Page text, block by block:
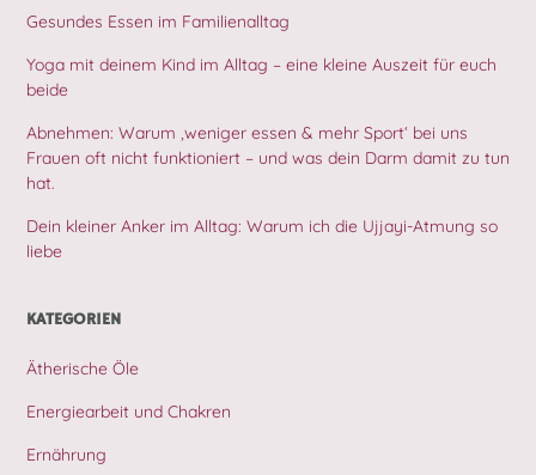
Gesundes Essen im Familienalltag
Yoga mit deinem Kind im Alltag – eine kleine Auszeit für euch
beide
Abnehmen: Warum ‚weniger essen & mehr Sport‘ bei uns
Frauen oft nicht funktioniert – und was dein Darm damit zu tun
hat.
Dein kleiner Anker im Alltag: Warum ich die Ujjayi-Atmung so
liebe
KATEGORIEN
Ätherische Öle
Energiearbeit und Chakren
Ernährung